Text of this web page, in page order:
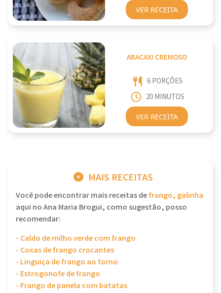
VER RECEITA
ABACAXI CREMOSO
6 PORÇÕES
20 MINUTOS
VER RECEITA
MAIS RECEITAS
Você pode encontrar mais receitas defrango, galinha
aqui no Ana Maria Brogui, como sugestão, posso
recomendar:
- Caldo de milho verde com frango
- Coxas de frango crocantes
- Linguiça de frango ao forno
- Estrogonofe de frango
- Frango de panela com batatas